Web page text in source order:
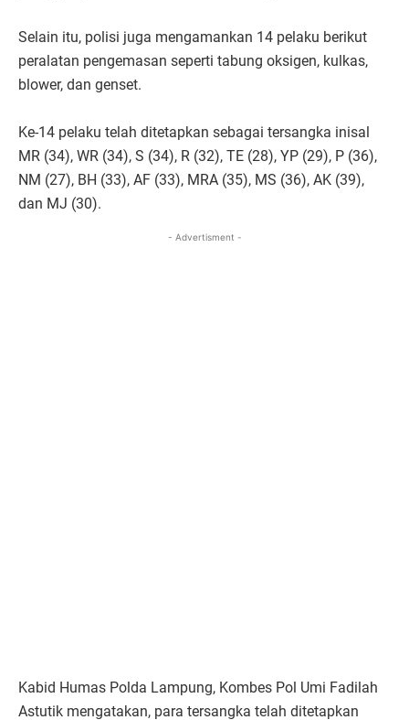
Selain itu, polisi juga mengamankan 14 pelaku berikut
peralatan pengemasan seperti tabung oksigen, kulkas,
blower, dan genset.
Ke-14 pelaku telah ditetapkan sebagai tersangka inisal
MR (34), WR (34), S (34), R (32), TE (28), YP (29), P (36),
NM (27), BH (33), AF (33), MRA (35), MS (36), AK (39),
dan MJ (30).
- Advertisment -
Kabid Humas Polda Lampung, Kombes Pol Umi Fadilah
Astutik mengatakan, para tersangka telah ditetapkan